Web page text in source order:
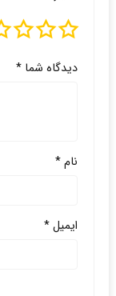
دیدگاه شما *
نام*
ایمیل*